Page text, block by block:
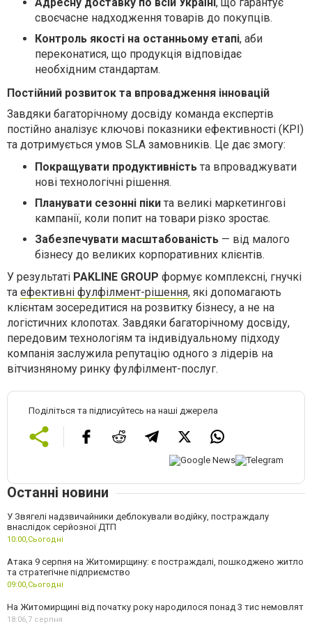
своєчасне надходження товарів до покупців.
Контроль якості на останньому етапі, аби
переконатися, що продукція відповідає
необхідним стандартам.
Постійний розвиток та впровадження інновацій
Завдяки багаторічному досвіду команда експертів
постійно аналізує ключові показники ефективності (KPI)
та дотримується умов SLA замовників. Це дає змогу:
Покращувати продуктивність та впроваджувати
нові технологічні рішення.
Планувати сезонні піки та великі маркетингові
кампанії, коли попит на товари різко зростає.
Забезпечувати масштабованість — від малого
бізнесу до великих корпоративних клієнтів.
У результаті PAKLINE GROUP формує комплексні, гнучкі
та ефективні фулфілмент-рішення, які допомагають
клієнтам зосередитися на розвитку бізнесу, а не на
логістичних клопотах. Завдяки багаторічному досвіду,
передовим технологіям та індивідуальному підходу
компанія заслужила репутацію одного з лідерів на
вітчизняному ринку фулфілмент-послуг.
Поділіться та підписуйтесь на наші джерела
Останні новини
У Звягелі надзвичайники деблокували водійку, постраждалу
внаслідок серйозної ДТП
10:00, Сьогодні
Атака 9 серпня на Житомирщину: є постраждалі, пошкоджено житло
та стратегічне підприємство
09:00, Сьогодні
На Житомирщині від початку року народилося понад 3 тис немовлят
18:06, 7 серпня